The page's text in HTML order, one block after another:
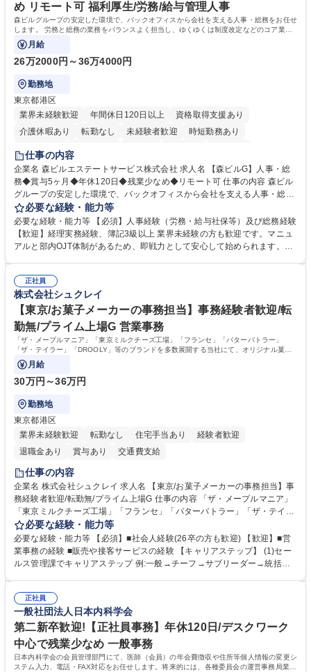
め リモート可 福利厚生/労務/給与管理人事
森ビルグループの安定した環境で、バックオフィスから会社を支える人事・総務をお任せ
します。 労務と総務の業務をバランスよく担当し、ゆくゆくは制度改定などのコア業務
にも挑戦できる、やりがいある環境です。
月給
26万2000円～36万4000円
勤務地
東京都港区
業界未経験歓迎
年間休日120日以上
資格取得支援あり
介護休暇あり
転勤なし 未経験者歓迎
時短勤務あり
経験者歓迎
完全週休2日制
交通費支給 長期歓迎 駅近5分以内 土日祝休み
仕事の内容
企業名 森ビルエステートサービス株式会社 求人名 【森ビルG】人事・総
務◆賞与5ヶ月◆年休120日◆残業少なめ◆リモート可 仕事の内容 森ビル
グループの安定した環境で、バックオフィスから会社を支える人事・総務
をお任せします。 労務と総務の業務をバランスよく担当し、ゆくゆくは制
度改定などのコア業務にも挑戦できる、やりがいある環境です。 ■勤怠管
理、給与計算、社会保険手続き、年末調整等の労務管理全般 ■入退社手続
き、社内規定の改定や人事制度改定などのコア業務 ■社内イベントの企画
でも質問・相談できる環境が整っているため、安心して成長できます。 募
集職種 【森ビルG】人事・総務◆賞与5ヶ月◆年休120日◆残業少なめ◆
リモート可
必要な経験・能力等
必要な経験・能力等 【必須】人事経験（労務・給与社保等）及び総務経験
【歓迎】経理実務経験、簿記3級以上 業界未経験の方も歓迎です。マニュ
アルと部内OJT体制があるため、即戦力として安心して始められます。
務に挑戦できるため、自身の成長と組織への貢献度をダイレクトに実感で
きます。 残業少なめ、週1日リモート可など、ワークライフバランスを保
ち長期活躍できる環境です。 「これまでの幅広い経験を活かし、長期的な
キャリアを築きたい」という前向きな意欲と挑戦を全力で応援します。 学
歴・資格 学歴：大学院 大学 高専 短大 専修学校 高校 語学力： 資格：日商
簿記検定1級 日商簿記検定2級 日商簿記検定3級
正社員
株式会社シュクレイ
【東京/お菓子メーカーの事務担当】事務経験者歓迎/転
勤無/プライム上場G 営業事務
「ザ・メープルマニア」「東京ミルクチーズ工場」「フランセ」「バターバトラー」
「ザ・テイラー」「DROOLY」等のブランドを多数展開する当社にて、オリジナル菓子
ブランド商品の事務業務をお任せいたします。
月給
30万円～36万円
勤務地
東京都港区
業界未経験歓迎
転勤なし 住宅手当あり
経験者歓迎
退職金あり
賞与あり 交通費支給
仕事の内容
企業名 株式会社シュクレイ 求人名 【東京/お菓子メーカーの事務担当】事
務経験者歓迎/転勤無/プライム上場G 仕事の内容 「ザ・メープルマニア」
「東京ミルクチーズ工場」「フランセ」「バターバトラー」「ザ・テイラ
ー」「DROOLY」等のブランドを多数展開する当社にて、オリジナル菓子
ブランド商品の事務業務をお任せいたします。 【具体的な業務内容】 ■店
舗からの発注受付/PC入力業務 ■受電対応(社内/社外) ■商品のマスター登
録 ■日々の売上抽出・報告 ■提携企業への書類送付業務 ■契約書管理業務
必要な経験・能力等
必要な経験・能力等 【必須】■社会人経験(26卒の方も歓迎) 【歓迎】■営
業事務の経験 ■販売や接客サービスの経験 【キャリアステップ】 (1)セー
ルス管理課でキャリアステップ 例:一般→チーフ→サブリーダー→統括リ
や個別面談を通してご自身のキャリアと向き合っていただき、会社として
もバックアップしていきます。 学歴・資格 学歴：大学院 大学 高専 短大
専修学校 高校 語学力： 資格：
正社員
一般社団法人日本内科学会
第二新卒歓迎!【正社員事務】年休120日/デスクワーク
中心で残業少なめ 一般事務
日本内科学会の会員管理部門にて、医師（会員）の年会費徴収や住所等個人情報の変更シ
ステム入力、電話・FAX対応をお任せします。将来的には、各種委員会の運営事務局業務